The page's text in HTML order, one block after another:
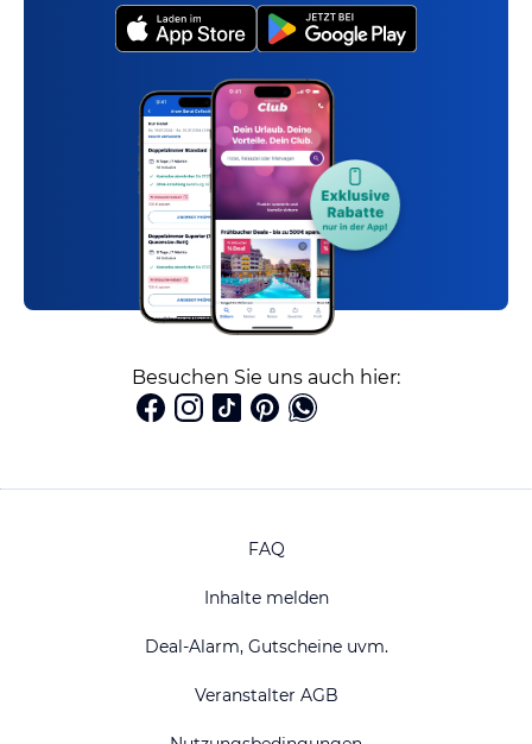
Besuchen Sie uns auch hier:
FAQ
Inhalte melden
Deal-Alarm, Gutscheine uvm.
Veranstalter AGB